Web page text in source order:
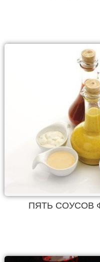
ПЯТЬ СОУСОВ